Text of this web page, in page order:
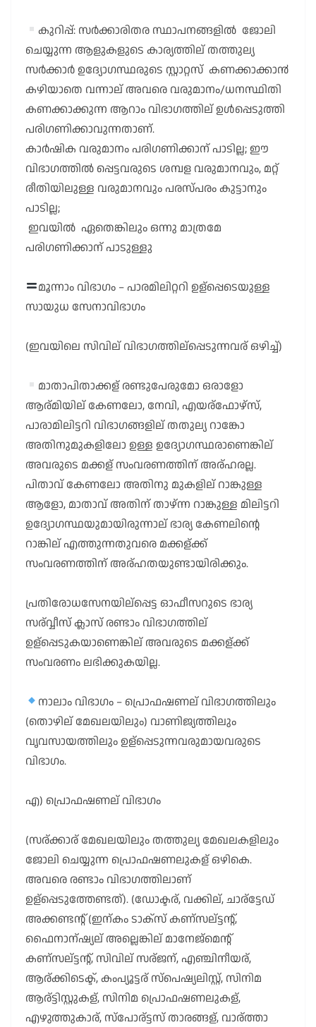
കുറിപ്പ്: സർക്കാരിതര സ്ഥാപനങ്ങളിൽ ജോലി
ചെയ്യുന്ന ആളുകളുടെ കാര്യത്തില് തത്തുല്യ
സർക്കാർ ഉദ്യോഗസ്ഥരുടെ സ്റ്റാറ്റസ് കണക്കാക്കാ൯
കഴിയാതെ വന്നാല് അവരെ വരുമാനം/ധനസ്ഥിതി
കണക്കാക്കുന്ന ആറാം വിഭാഗത്തില് ഉൾപ്പെടുത്തി
പരിഗണിക്കാവുന്നതാണ്.
കാർഷിക വരുമാനം പരിഗണിക്കാന് പാടില്ല; ഈ
വിഭാഗത്തിൽ പ്പെട്ടവരുടെ ശമ്പള വരുമാനവും, മറ്റ്
രീതിയിലുള്ള വരുമാനവും പരസ്പരം കുട്ടാനും
പാടില്ല;
ഇവയിൽ ഏതെങ്കിലും ഒന്നു മാത്രമേ
പരിഗണിക്കാന് പാടുള്ളു
മൂന്നാം വിഭാഗം – പാരമിലിറ്ററി ഉള്പ്പെടെയുള്ള
സായുധ സേനാവിഭാഗം
(ഇവയിലെ സിവില് വിഭാഗത്തില്പ്പെടുന്നവര് ഒഴിച്ച്)
മാതാപിതാക്കള് രണ്ടുപേരുമോ ഒരാളോ
ആര്മിയില് കേണലോ, നേവി, എയര്ഫോഴ്സ്,
പാരാമിലിട്ടറി വിഭാഗങ്ങളില് തതുല്യ റാങ്കോ
അതിനുമുകളിലോ ഉള്ള ഉദ്യോഗസ്ഥരാണെങ്കില്
അവരുടെ മക്കള് സംവരണത്തിന് അര്ഹരല്ല.
പിതാവ് കേണലോ അതിനു മുകളില് റാങ്കുള്ള
ആളോ, മാതാവ് അതിന് താഴ്ന്ന റാങ്കുള്ള മിലിട്ടറി
ഉദ്യോഗസ്ഥയുമായിരുന്നാല് ഭാര്യ കേണലിന്റെ
റാങ്കില് എത്തുന്നതുവരെ മക്കള്ക്ക്
സംവരണത്തിന് അര്ഹതയുണ്ടായിരിക്കും.
പ്രതിരോധസേനയില്പ്പെട്ട ഓഫീസറുടെ ഭാര്യ
സര്വ്വീസ് ക്ലാസ് രണ്ടാം വിഭാഗത്തില്
ഉള്പ്പെടുകയാണെങ്കില് അവരുടെ മക്കള്ക്ക്
സംവരണം ലഭിക്കുകയില്ല.
നാലാം വിഭാഗം – പ്രൊഫഷണല് വിഭാഗത്തിലും
(തൊഴില് മേഖലയിലും) വാണിജ്യത്തിലും
വൃവസായത്തിലും ഉള്പ്പെടുന്നവരുമായവരുടെ
വിഭാഗം.
എ) പ്രൊഫഷണല് വിഭാഗം
(സര്ക്കാര് മേഖലയിലും തത്തുല്യ മേഖലകളിലും
ജോലി ചെയ്യുന്ന പ്രൊഫഷണലുകള് ഒഴികെ.
അവരെ രണ്ടാം വിഭാഗത്തിലാണ്
ഉള്പ്പെടുത്തേണ്ടത്). (ഡോക്ടര്, വക്കില്, ചാര്ട്ടേഡ്
അക്കണ്ടന്റ് (ഇന്കം ടാക്സ് കണ്സല്ട്ടന്റ്,
ഫൈനാന്ഷ്യല് അല്ലെങ്കില് മാനേജ്മെന്റ്
കണ്സല്ട്ടന്റ്, സിവില് സര്ജന്, എഞ്ചിനീയര്,
ആര്ക്കിടെക്ട്, കംപ്യൂട്ടര് സ്പെഷ്യലിസ്റ്റ്, സിനിമ
ആര്ട്ടിസ്റ്റുകള്, സിനിമ പ്രൊഫഷണലുകള്,
എഴുത്തുകാര്, സ്പോര്ട്ടസ് താരങ്ങള്, വാര്ത്താ